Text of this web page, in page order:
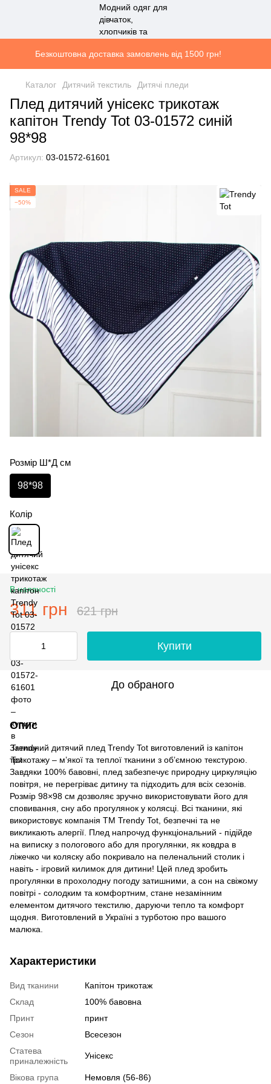
Безкоштовна доставка замовлень від 1500 грн!
Каталог Дитячий текстиль Дитячі пледи
Плед дитячий унісекс трикотаж
капітон Trendy Tot 03-01572 синій
98*98
Артикул: 03-01572-61601
SALE
−50%
Розмір Ш*Д см
98*98
Колір
В наявності
311 грн 621 грн
Купити
До обраного
Опис
Затишний дитячий плед Trendy Tot виготовлений із капітон
трикотажу – м’якої та теплої тканини з об’ємною текстурою.
Завдяки 100% бавовні, плед забезпечує природну циркуляцію
повітря, не перегріває дитину та підходить для всіх сезонів.
Розмір 98×98 см дозволяє зручно використовувати його для
сповивання, сну або прогулянок у колясці. Всі тканини, які
використовує компанія ТМ Trendy Tot, безпечні та не
викликають алергії. Плед напрочуд функціональний - підійде
на виписку з пологового або для прогулянки, як ковдра в
ліжечко чи коляску або покривало на пеленальний столик і
навіть - ігровий килимок для дитини! Цей плед зробить
прогулянки в прохолодну погоду затишними, а сон на свіжому
повітрі - солодким та комфортним, стане незамінним
елементом дитячого текстилю, даруючи тепло та комфорт
щодня. Виготовлений в Україні з турботою про вашого
малюка.
Характеристики
Вид тканини
Капітон трикотаж
Склад
100% бавовна
Принт
принт
Сезон
Всесезон
Статева
приналежність
Унісекс
Вікова група Немовля (56-86)